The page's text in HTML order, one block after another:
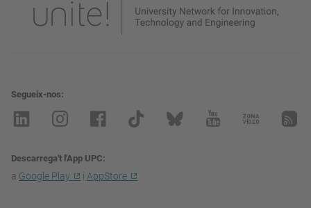
Segueix-nos
Descarrega't l'App UPC
a Google Play i AppStore